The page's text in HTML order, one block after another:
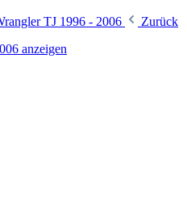
TJ 1996 - 2006
Zurück
anzeigen